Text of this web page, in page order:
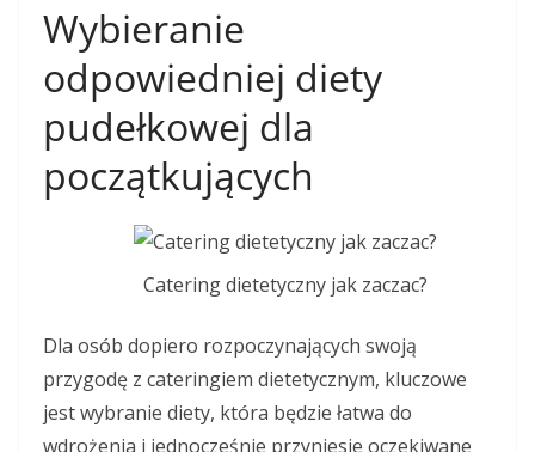
Wybieranie
odpowiedniej diety
pudełkowej dla
początkujących
Catering dietetyczny jak zaczac?
Dla osób dopiero rozpoczynających swoją
przygodę z cateringiem dietetycznym, kluczowe
jest wybranie diety, która będzie łatwa do
wdrożenia i jednocześnie przyniesie oczekiwane